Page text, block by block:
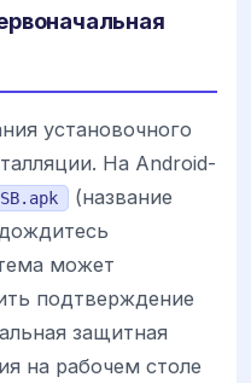
установочного
На Android-
(название
может
подтверждение
защитная
на рабочем столе